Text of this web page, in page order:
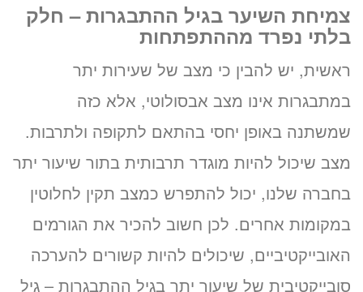
1400 ₪
לזימון תור טלפוני התקשרו
037712804
זימון תור אונליין
לד”ר אסף אורן
ב-3 שלבים קצרים
צמיחת השיער בגיל ההתבגרות – חלק
בלתי נפרד מההתפתחות
ראשית, יש להבין כי מצב של שעירות יתר
במתבגרות אינו מצב אבסולוטי, אלא כזה
שמשתנה באופן יחסי בהתאם לתקופה ולתרבות.
מצב שיכול להיות מוגדר תרבותית בתור שיעור יתר
בחברה שלנו, יכול להתפרש כמצב תקין לחלוטין
במקומות אחרים. לכן חשוב להכיר את הגורמים
האובייקטיביים, שיכולים להיות קשורים להערכה
סובייקטיבית של שיעור יתר בגיל ההתבגרות – גיל